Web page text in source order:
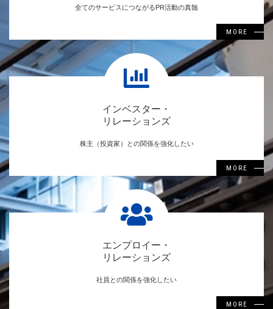
全てのサービスにつながるPR活動の真髄
MORE
インベスター・
リレーションズ
株主（投資家）との関係を強化したい
MORE
エンプロイー・
リレーションズ
社員との関係を強化したい
MORE